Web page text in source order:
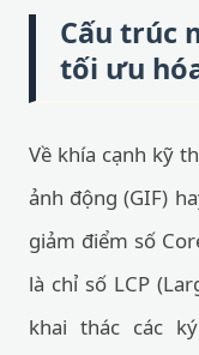
Cấu trúc
tối ưu
Về khía cạnh kỹ
ảnh động (GIF)
giảm điểm số
là chỉ số LCP
khai thác các